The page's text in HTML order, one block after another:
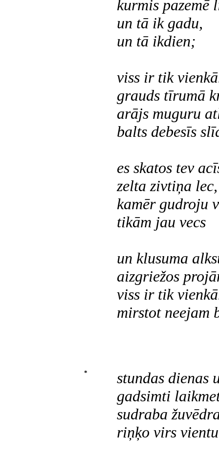
kurmis pazemē
un tā ik gadu,
un tā ikdien;
viss ir tik
grauds tīrumā
arājs muguru
balts debesīs
es skatos tev
zelta zivtiņa lec,
kamēr gudroju
tikām jau vecs
un klusuma
aizgriežos
viss ir tik
mirstot neejam
*
stundas dienas
gadsimti
sudraba
riņķo virs